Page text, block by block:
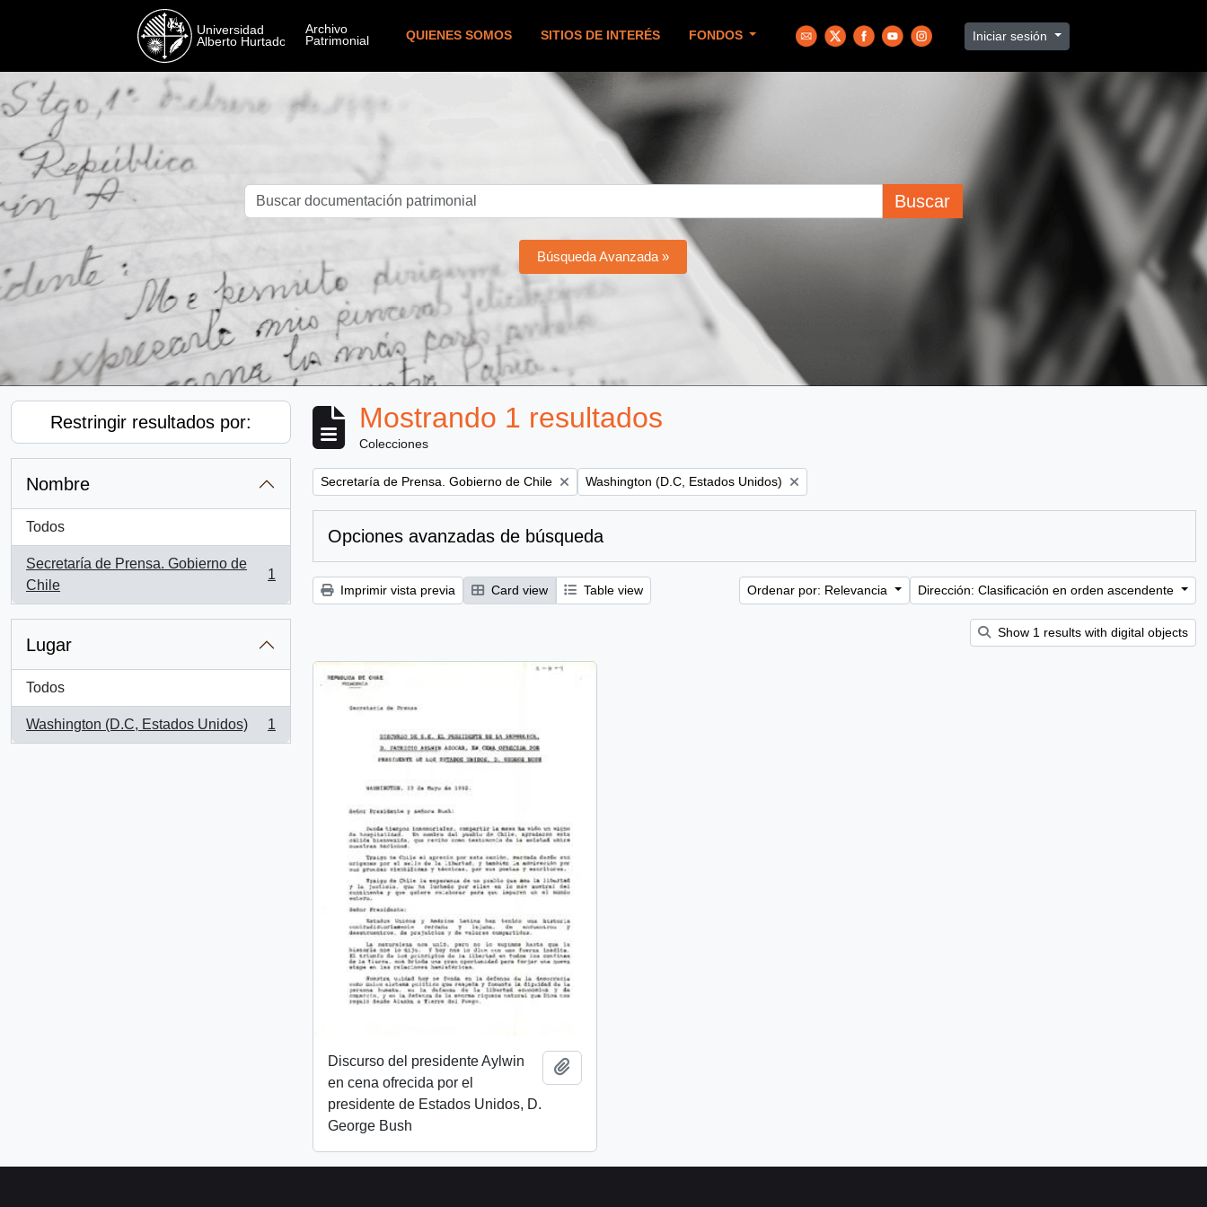
QUIENES SOMOS SITIOS DE INTERÉS FONDOS Iniciar sesión
Buscar
Búsqueda Avanzada »
Restringir resultados por:
Nombre
Todos
Secretaría de Prensa. Gobierno de
Chile
, 1 resultados
1
Lugar
Todos
Washington (D.C, Estados Unidos)
, 1 resultados
1
Mostrando 1 resultados
Colecciones
Remove filter:
Secretaría de Prensa. Gobierno de Chile Remove filter:
Washington (D.C, Estados Unidos)
Opciones avanzadas de búsqueda
Imprimir vista previa Card view Table view Ordenar por: Relevancia Dirección: Clasificación en orden ascendente
Show 1 results with digital objects
Discurso del presidente Aylwin
en cena ofrecida por el
presidente de Estados Unidos, D.
George Bush